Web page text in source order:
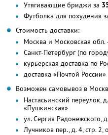
Утягивающие бриджи за
Футболка для похудения
Стоимость доставки:
Москва и Московская обл.
Санкт-Петербург (по
курьерская доставка по
доставка «Почтой
Возможен самовывоз в
Настасьинский переулок,
«Пушкинская»
ул. Сергия Радонежского,
Лучников пер., д. 4, стр. 2,